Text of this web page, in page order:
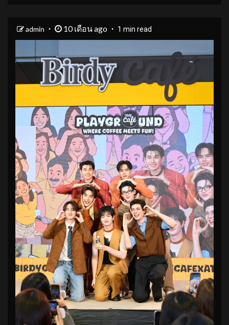
admin 10 เดือน ago 1 min read